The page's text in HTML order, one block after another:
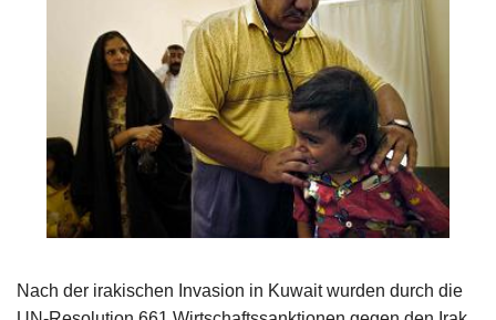
Nach der irakischen Invasion in Kuwait wurden durch die